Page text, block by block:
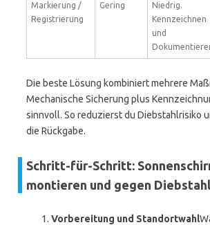
Markierung /
Registrierung
Gering
Niedrig.
Kennzeichnen
und
Die beste Lösung kombiniert mehrere
Mechanische Sicherung plus
sinnvoll. So reduzierst du Diebstahlrisiko
die Rückgabe.
Schritt-für-Schritt:
montieren und gegen
Vorbereitung und Standortwahl